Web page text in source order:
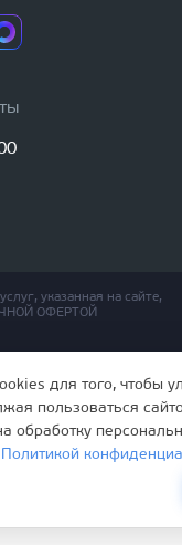
указанная на сайте,
ОФЕРТОЙ
и межкомнатных
данных
персональных данных
для того, чтобы
пользоваться
обработку
Политикой